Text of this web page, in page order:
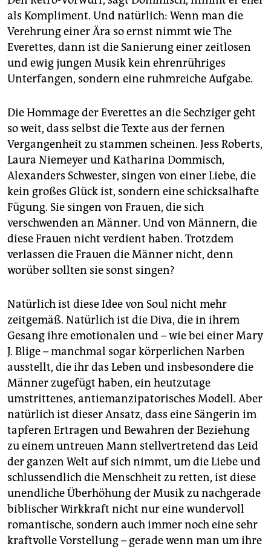
als Kompliment. Und natürlich: Wenn man die
Verehrung einer Ära so ernst nimmt wie The
Everettes, dann ist die Sanierung einer zeitlosen
und ewig jungen Musik kein ehrenrühriges
Unterfangen, sondern eine ruhmreiche Aufgabe.
Die Hommage der Everettes an die Sechziger geht
so weit, dass selbst die Texte aus der fernen
Vergangenheit zu stammen scheinen. Jess Roberts,
Laura Niemeyer und Katharina Dommisch,
Alexanders Schwester, singen von einer Liebe, die
kein großes Glück ist, sondern eine schicksalhafte
Fügung. Sie singen von Frauen, die sich
verschwenden an Männer. Und von Männern, die
diese Frauen nicht verdient haben. Trotzdem
verlassen die Frauen die Männer nicht, denn
worüber sollten sie sonst singen?
Natürlich ist diese Idee von Soul nicht mehr
zeitgemäß. Natürlich ist die Diva, die in ihrem
Gesang ihre emotionalen und – wie bei einer Mary
J. Blige – manchmal sogar körperlichen Narben
ausstellt, die ihr das Leben und insbesondere die
Männer zugefügt haben, ein heutzutage
umstrittenes, antiemanzipatorisches Modell. Aber
natürlich ist dieser Ansatz, dass eine Sängerin im
tapferen Ertragen und Bewahren der Beziehung
zu einem untreuen Mann stellvertretend das Leid
der ganzen Welt auf sich nimmt, um die Liebe und
schlussendlich die Menschheit zu retten, ist diese
unendliche Überhöhung der Musik zu nachgerade
biblischer Wirkkraft nicht nur eine wundervoll
romantische, sondern auch immer noch eine sehr
kraftvolle Vorstellung – gerade wenn man um ihre